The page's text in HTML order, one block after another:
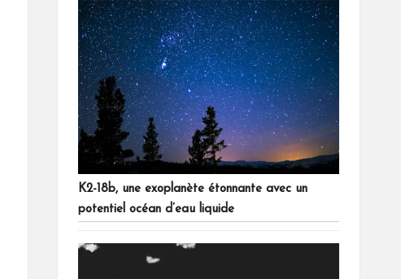
K2-18b, une exoplanète étonnante avec un
potentiel océan d’eau liquide